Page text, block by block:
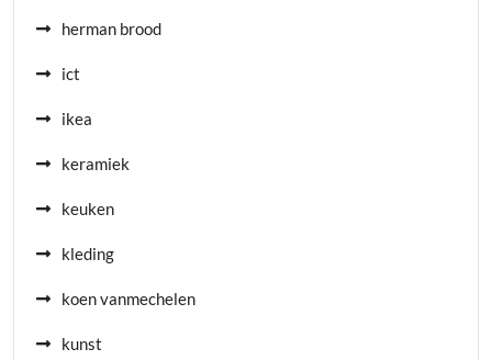
herman brood
ict
ikea
keramiek
keuken
kleding
koen vanmechelen
kunst